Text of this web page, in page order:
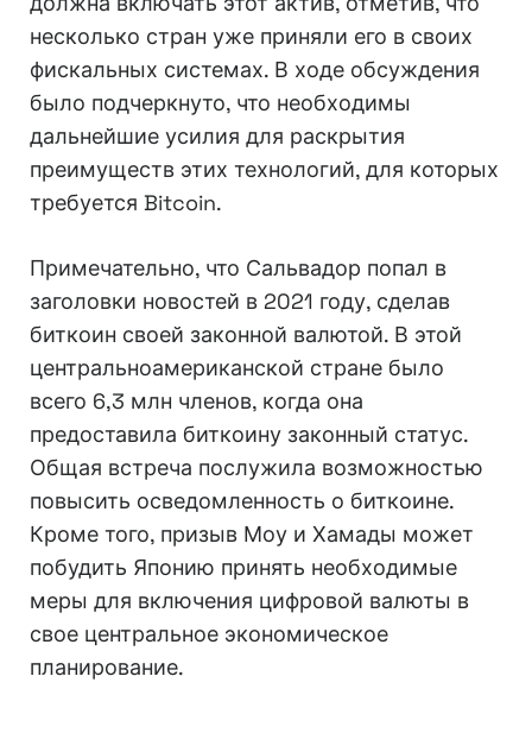
несколько стран уже приняли его в своих
фискальных системах. В ходе обсуждения
было подчеркнуто, что необходимы
дальнейшие усилия для раскрытия
преимуществ этих технологий, для которых
требуется Bitcoin.
Примечательно, что Сальвадор попал в
заголовки новостей в 2021 году, сделав
биткоин своей законной валютой. В этой
центральноамериканской стране было
всего 6,3 млн членов, когда она
предоставила биткоину законный статус.
Общая встреча послужила возможностью
повысить осведомленность о биткоине.
Кроме того, призыв Моу и Хамады может
побудить Японию принять необходимые
меры для включения цифровой валюты в
свое центральное экономическое
планирование.